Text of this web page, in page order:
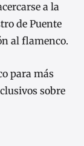
a la
de Puente
al flamenco.
para más
sobre